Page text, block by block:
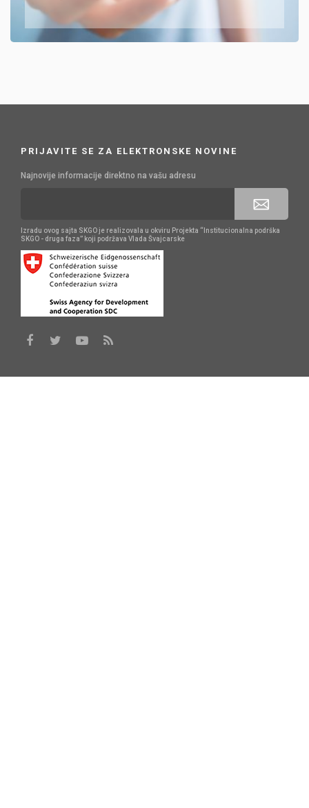
PRIJAVITE SE ZA ELEKTRONSKE NOVINE
Najnovije informacije direktno na vašu adresu
Izradu ovog sajta SKGO je realizovala u okviru Projekta “Institucionalna podrška
SKGO - druga faza” koji podržava Vlada Švajcarske